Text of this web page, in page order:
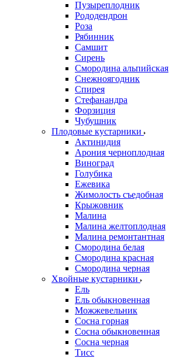
Пузыреплодник
Рододендрон
Роза
Рябинник
Самшит
Сирень
Смородина альпийская
Снежноягодник
Спирея
Стефанандра
Форзиция
Чубушник
Плодовые кустарники
Актинидия
Арония черноплодная
Виноград
Голубика
Ежевика
Жимолость съедобная
Крыжовник
Малина
Малина желтоплодная
Малина ремонтантная
Смородина белая
Смородина красная
Смородина черная
Хвойные кустарники
Ель
Ель обыкновенная
Можжевельник
Сосна горная
Сосна обыкновенная
Сосна черная
Тисс